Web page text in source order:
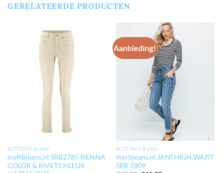
GERELATEERDE PRODUCTEN
BUTTONS JEANS
myRBjeans.nl SRB2785 SIENNA
COLOR & RIVETS KLEUR
Aanbieding!
BUTTONS JEANS
myrbjeans.nl JANI HIGH WAIST
SRB 2809